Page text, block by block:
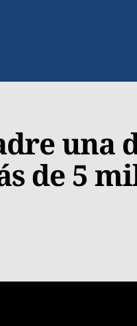
una
de 5